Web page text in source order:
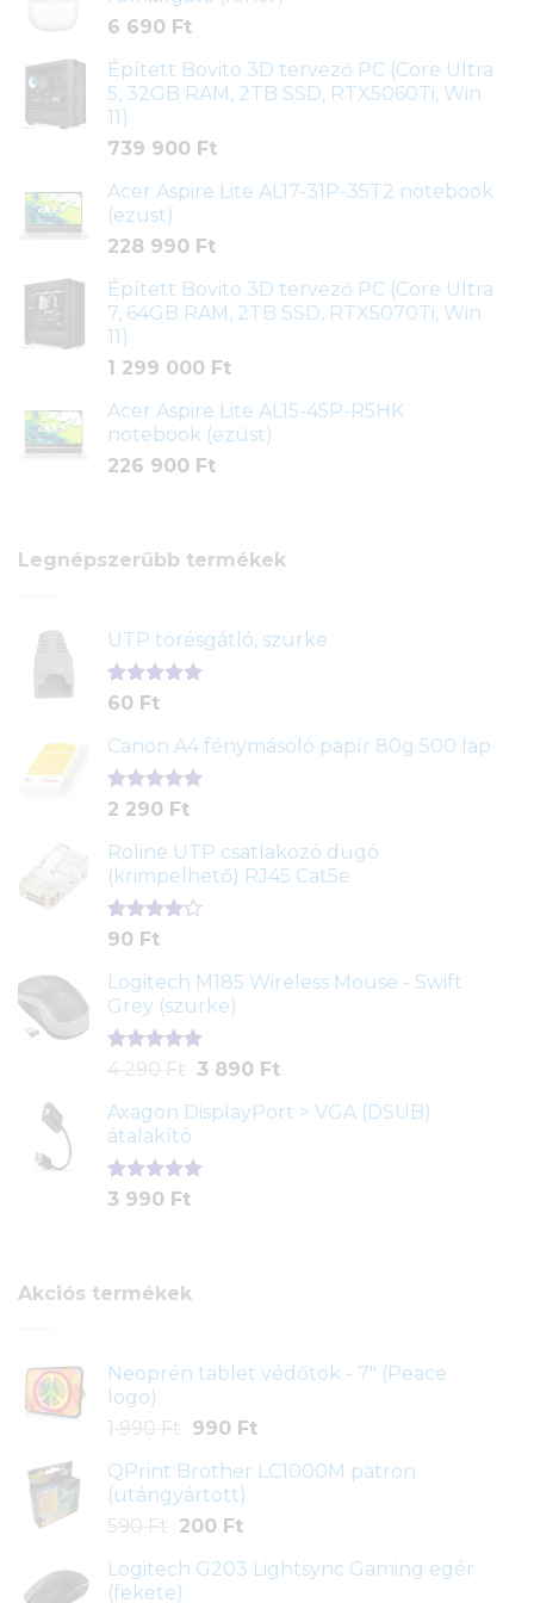
6 690 Ft
Épített Bovito 3D tervező PC (Core Ultra
5, 32GB RAM, 2TB SSD, RTX5060Ti, Win
11)
739 900 Ft
Acer Aspire Lite AL17-31P-35T2 notebook
(ezüst)
228 990 Ft
Épített Bovito 3D tervező PC (Core Ultra
7, 64GB RAM, 2TB SSD, RTX5070Ti, Win
11)
1 299 000 Ft
Acer Aspire Lite AL15-45P-R5HK
notebook (ezüst)
226 900 Ft
Legnépszerűbb termékek
UTP törésgátló, szürke
Értékelés
ből,
1
értékelés
alapján
60 Ft
Canon A4 fénymásoló papír 80g 500 lap
Értékelés
ből,
2
értékelés
alapján
2 290 Ft
Roline UTP csatlakozó dugó
(krimpelhető) RJ45 Cat5e
Értékelés
5-ből,
2
értékelés
alapján
90 Ft
Logitech M185 Wireless Mouse - Swift
Grey (szürke)
Értékelés
ből,
1
értékelés
alapján
4 290 Ft
Original
was:
290 Ft.
3 890 FtCurrent
is:
Axagon DisplayPort > VGA (DSUB)
átalakító
Értékelés
1
3 990 Ft
Akciós termékek
Neoprén tablet védőtok - 7" (Peace
logo)
1 990 Ft
Original
was:
1
990 Ft.
990 FtCurrent
is:
QPrint Brother LC1000M patron
(utángyártott)
590 Ft
Original
was:
200 FtCurrent
is:
Logitech G203 Lightsync Gaming egér
(fekete)